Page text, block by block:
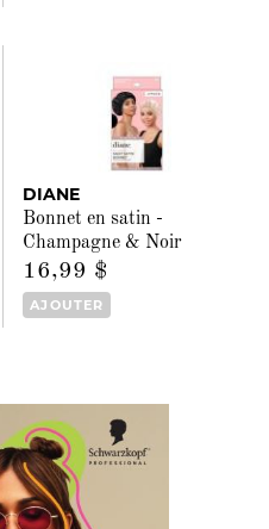
DIANE
Bonnet en satin -
Champagne & Noir
16,99 $
AJOUTER